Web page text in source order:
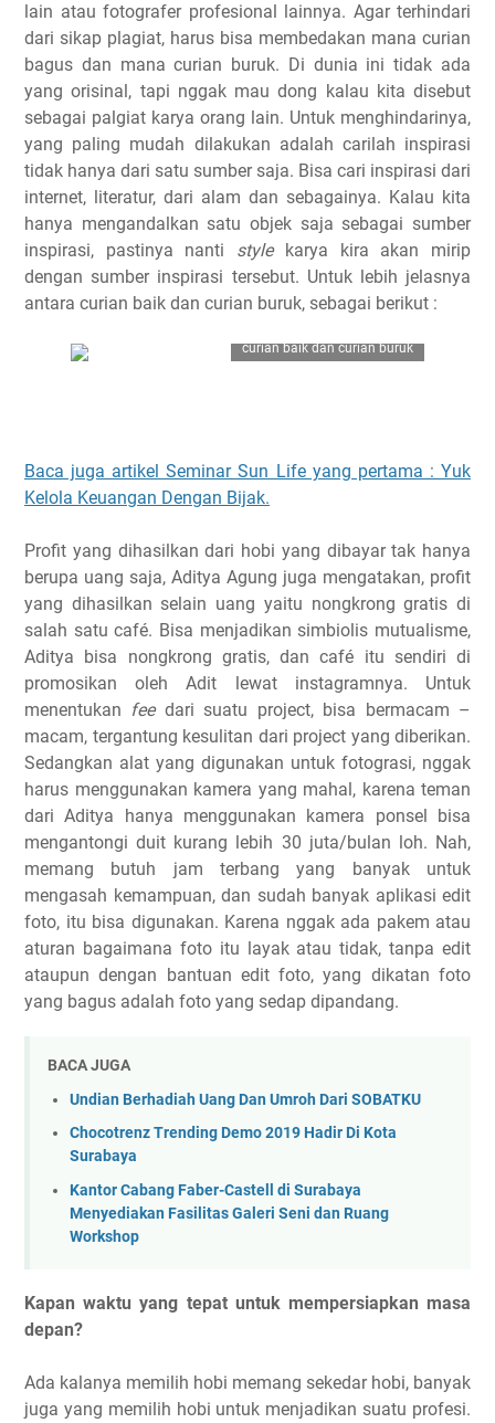
lain atau fotografer profesional lainnya. Agar terhindari
dari sikap plagiat, harus bisa membedakan mana curian
bagus dan mana curian buruk. Di dunia ini tidak ada
yang orisinal, tapi nggak mau dong kalau kita disebut
sebagai palgiat karya orang lain. Untuk menghindarinya,
yang paling mudah dilakukan adalah carilah inspirasi
tidak hanya dari satu sumber saja. Bisa cari inspirasi dari
internet, literatur, dari alam dan sebagainya. Kalau kita
hanya mengandalkan satu objek saja sebagai sumber
inspirasi, pastinya nanti stylekarya kira akan mirip
dengan sumber inspirasi tersebut. Untuk lebih jelasnya
antara curian baik dan curian buruk, sebagai berikut :
curian baik dan curian buruk
Baca juga artikel Seminar Sun Life yang pertama : Yuk
Kelola Keuangan Dengan Bijak.
Profit yang dihasilkan dari hobi yang dibayar tak hanya
berupa uang saja, Aditya Agung juga mengatakan, profit
yang dihasilkan selain uang yaitu nongkrong gratis di
salah satu café. Bisa menjadikan simbiolis mutualisme,
Aditya bisa nongkrong gratis, dan café itu sendiri di
promosikan oleh Adit lewat instagramnya. Untuk
menentukan fee dari suatu project, bisa bermacam –
macam, tergantung kesulitan dari project yang diberikan.
Sedangkan alat yang digunakan untuk fotograsi, nggak
harus menggunakan kamera yang mahal, karena teman
dari Aditya hanya menggunakan kamera ponsel bisa
mengantongi duit kurang lebih 30 juta/bulan loh. Nah,
memang butuh jam terbang yang banyak untuk
mengasah kemampuan, dan sudah banyak aplikasi edit
foto, itu bisa digunakan. Karena nggak ada pakem atau
aturan bagaimana foto itu layak atau tidak, tanpa edit
ataupun dengan bantuan edit foto, yang dikatan foto
yang bagus adalah foto yang sedap dipandang.
BACA JUGA
Undian Berhadiah Uang Dan Umroh Dari SOBATKU
Chocotrenz Trending Demo 2019 Hadir Di Kota
Surabaya
Kantor Cabang Faber-Castell di Surabaya
Menyediakan Fasilitas Galeri Seni dan Ruang
Workshop
Kapan waktu yang tepat untuk mempersiapkan masa
depan?
Ada kalanya memilih hobi memang sekedar hobi, banyak
juga yang memilih hobi untuk menjadikan suatu profesi.